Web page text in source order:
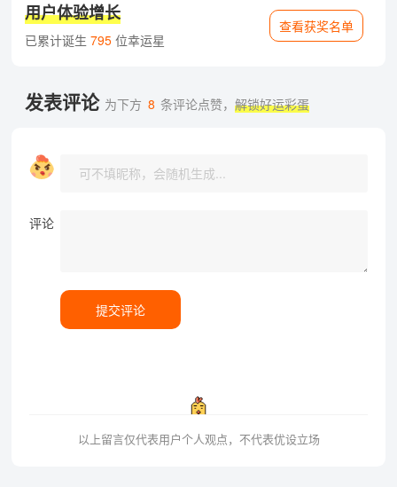
用户体验增长
已累计诞生 795位幸运星
查看获奖名单
发表评论 为下方 8 条评论点赞，解锁好运彩蛋
评论
提交评论
以上留言仅代表用户个人观点，不代表优设立场